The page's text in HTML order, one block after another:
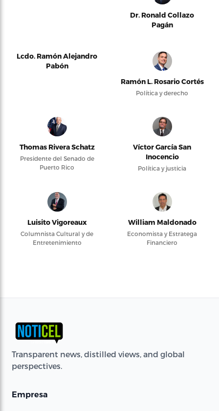
Dr. Ronald Collazo
Pagán
Lcdo. Ramón Alejandro
Pabón
Ramón L. Rosario Cortés
Política y derecho
Thomas Rivera Schatz
Presidente del Senado de
Puerto Rico
Víctor García San
Inocencio
Política y justicia
Luisito Vigoreaux
Columnista Cultural y de
Entretenimiento
William Maldonado
Economista y Estratega
Financiero
Transparent news, distilled views, and global
perspectives.
Empresa